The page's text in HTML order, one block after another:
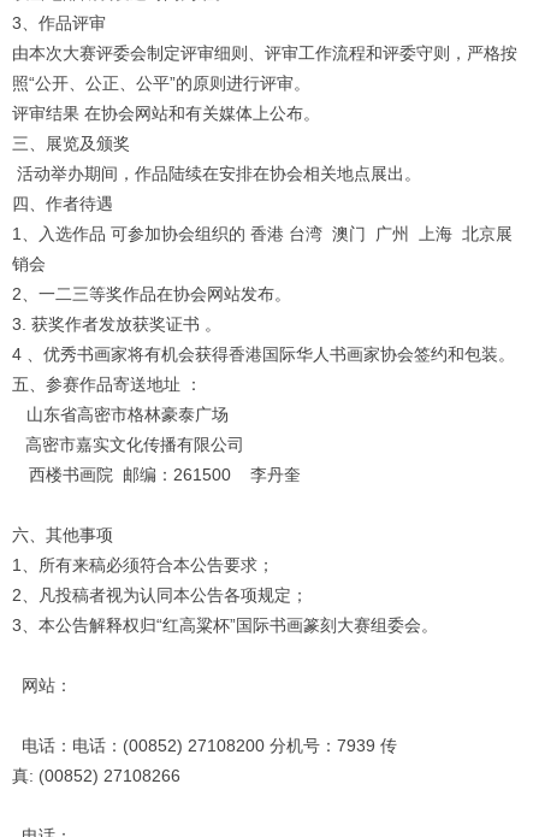
3、作品评审
由本次大赛评委会制定评审细则、评审工作流程和评委守则，严格按
照“公开、公正、公平”的原则进行评审。
评审结果 在协会网站和有关媒体上公布。
三、展览及颁奖
活动举办期间，作品陆续在安排在协会相关地点展出。
四、作者待遇
1、入选作品 可参加协会组织的 香港 台湾 澳门 广州 上海 北京展
销会
2、一二三等奖作品在协会网站发布。
3. 获奖作者发放获奖证书 。
4 、优秀书画家将有机会获得香港国际华人书画家协会签约和包装。
五、参赛作品寄送地址 ：
山东省高密市格林豪泰广场
高密市嘉实文化传播有限公司
西楼书画院
邮编：261500 李丹奎
六、其他事项
1、所有来稿必须符合本公告要求；
2、凡投稿者视为认同本公告各项规定；
3、本公告解释权归“红高粱杯”国际书画篆刻大赛组委会。
网站：
电话：电话：(00852) 27108200 分机号：7939 传
真: (00852) 27108266